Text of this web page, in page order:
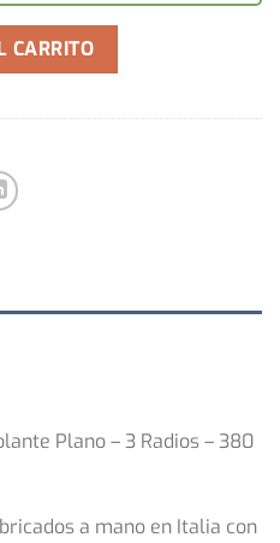
Gamuza Negro cantidad
CARRITO
Plano – 3 Radios – 380
a mano en Italia con